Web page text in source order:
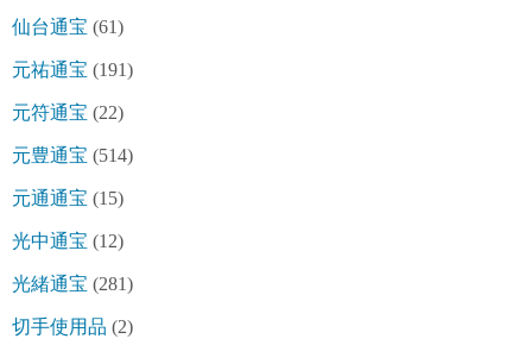
仙台通宝 (61)
元祐通宝 (191)
元符通宝 (22)
元豊通宝 (514)
元通通宝 (15)
光中通宝 (12)
光緒通宝 (281)
切手使用品 (2)